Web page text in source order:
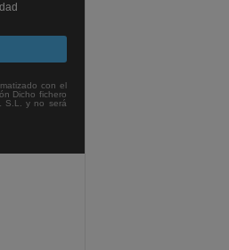
con el
Dicho fichero
S.L. y no será